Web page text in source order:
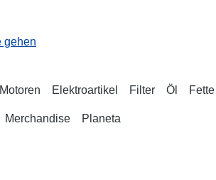
Motoren Elektroartikel Filter Öl Fette
Merchandise Planeta